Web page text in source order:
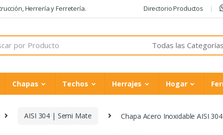
Herrería y Ferretería. Directorio Productos
Chapas Techos Herrajes Hogar
AISI 304 | Semi Mate Chapa Acero Inoxidable AISI